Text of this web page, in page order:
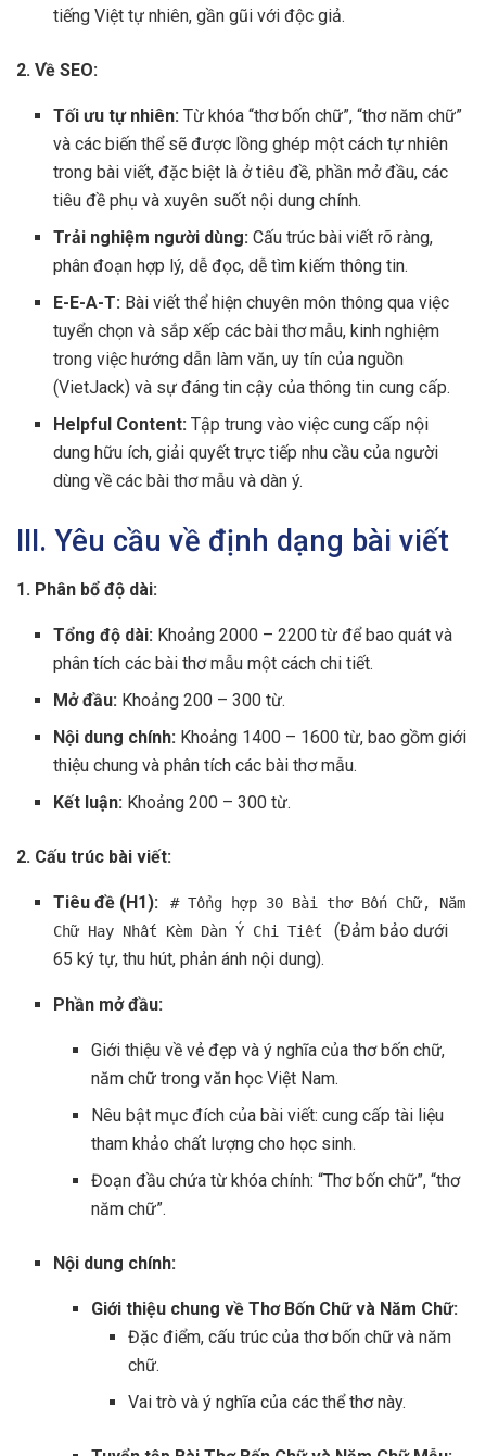
tiếng Việt tự nhiên, gần gũi với độc giả.
2. Về SEO:
Tối ưu tự nhiên: Từ khóa “thơ bốn chữ”, “thơ năm chữ”
và các biến thể sẽ được lồng ghép một cách tự nhiên
trong bài viết, đặc biệt là ở tiêu đề, phần mở đầu, các
tiêu đề phụ và xuyên suốt nội dung chính.
Trải nghiệm người dùng: Cấu trúc bài viết rõ ràng,
phân đoạn hợp lý, dễ đọc, dễ tìm kiếm thông tin.
E-E-A-T: Bài viết thể hiện chuyên môn thông qua việc
tuyển chọn và sắp xếp các bài thơ mẫu, kinh nghiệm
trong việc hướng dẫn làm văn, uy tín của nguồn
(VietJack) và sự đáng tin cậy của thông tin cung cấp.
Helpful Content: Tập trung vào việc cung cấp nội
dung hữu ích, giải quyết trực tiếp nhu cầu của người
dùng về các bài thơ mẫu và dàn ý.
III. Yêu cầu về định dạng bài viết
1. Phân bổ độ dài:
Tổng độ dài: Khoảng 2000 – 2200 từ để bao quát và
phân tích các bài thơ mẫu một cách chi tiết.
Mở đầu: Khoảng 200 – 300 từ.
Nội dung chính: Khoảng 1400 – 1600 từ, bao gồm giới
thiệu chung và phân tích các bài thơ mẫu.
Kết luận: Khoảng 200 – 300 từ.
2. Cấu trúc bài viết:
Tiêu đề (H1):
# Tổng hợp 30 Bài thơ Bốn Chữ, Năm
Chữ Hay Nhất Kèm Dàn Ý Chi Tiết
(Đảm bảo dưới
65 ký tự, thu hút, phản ánh nội dung).
Phần mở đầu:
Giới thiệu về vẻ đẹp và ý nghĩa của thơ bốn chữ,
năm chữ trong văn học Việt Nam.
Nêu bật mục đích của bài viết: cung cấp tài liệu
tham khảo chất lượng cho học sinh.
Đoạn đầu chứa từ khóa chính: “Thơ bốn chữ”, “thơ
năm chữ”.
Nội dung chính:
Giới thiệu chung về Thơ Bốn Chữ và Năm Chữ:
Đặc điểm, cấu trúc của thơ bốn chữ và năm
chữ.
Vai trò và ý nghĩa của các thể thơ này.